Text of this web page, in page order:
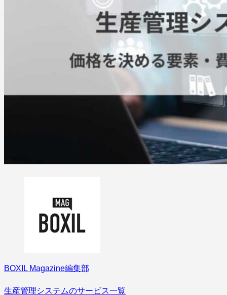
BOXIL Magazine編集部
生産管理システムのサービス一覧